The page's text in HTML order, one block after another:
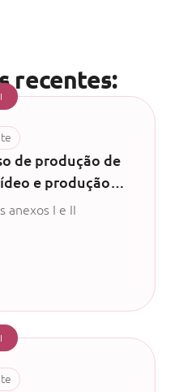
recentes:
de produção de
e produção
de soro
anexos I e II